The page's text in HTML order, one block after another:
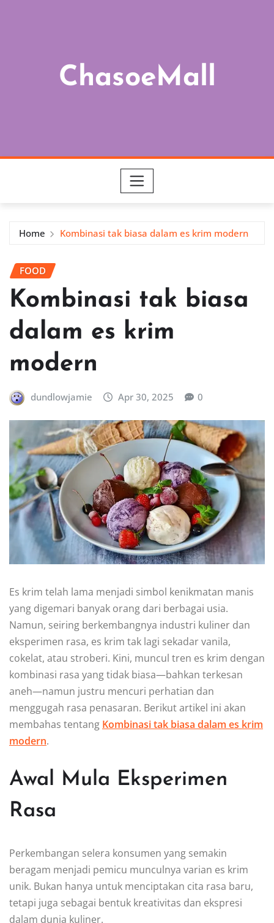
ChasoeMall
Home Kombinasi tak biasa dalam es krim modern
FOOD
Kombinasi tak biasa
dalam es krim
modern
dundlowjamie Apr 30, 2025 0
Es krim telah lama menjadi simbol kenikmatan manis
yang digemari banyak orang dari berbagai usia.
Namun, seiring berkembangnya industri kuliner dan
eksperimen rasa, es krim tak lagi sekadar vanila,
cokelat, atau stroberi. Kini, muncul tren es krim dengan
kombinasi rasa yang tidak biasa—bahkan terkesan
aneh—namun justru mencuri perhatian dan
menggugah rasa penasaran. Berikut artikel ini akan
membahas tentang Kombinasi tak biasa dalam es krim
modern.
Awal Mula Eksperimen
Rasa
Perkembangan selera konsumen yang semakin
beragam menjadi pemicu munculnya varian es krim
unik. Bukan hanya untuk menciptakan cita rasa baru,
tetapi juga sebagai bentuk kreativitas dan ekspresi
dalam dunia kuliner.